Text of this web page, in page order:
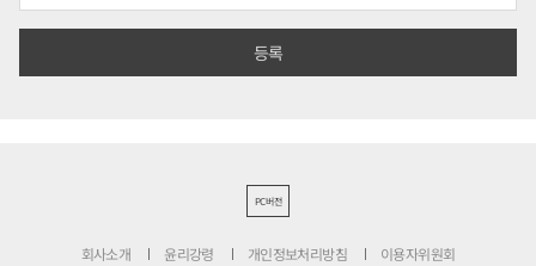
PC버전
회사소개 윤리강령 개인정보처리방침 이용자위원회